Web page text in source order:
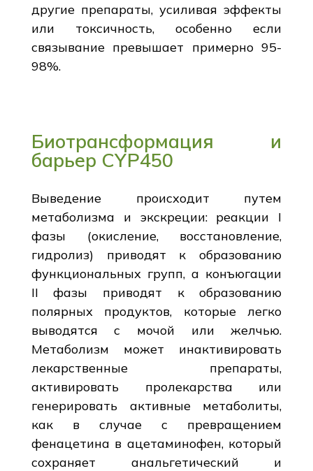
другие препараты, усиливая эффекты
или токсичность, особенно если
связывание превышает примерно 95-
98%.
Биотрансформация и
барьер CYP450
Выведение происходит путем
метаболизма и экскреции: реакции I
фазы (окисление, восстановление,
гидролиз) приводят к образованию
функциональных групп, а конъюгации
II фазы приводят к образованию
полярных продуктов, которые легко
выводятся с мочой или желчью.
Метаболизм может инактивировать
лекарственные препараты,
активировать пролекарства или
генерировать активные метаболиты,
как в случае с превращением
фенацетина в ацетаминофен, который
сохраняет анальгетический и